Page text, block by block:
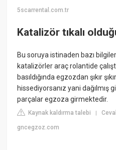
5scarrental.com.tr
Katalizör tıkalı
Bu soruya istinaden bazı
katalizörler araç rolantide
basıldığında egzozdan şıkır
hissediyorsanız yani dağılmış
parçalar egzoza girmektedir.
Kaynak kaldırma talebi |
gncegzoz.com